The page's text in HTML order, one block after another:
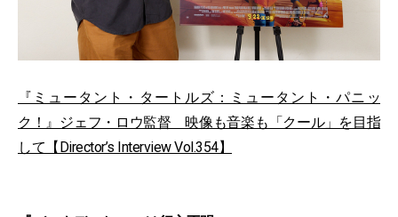
『ミュータント・タートルズ：ミュータント・パニッ
ク！』ジェフ・ロウ監督 映像も音楽も「クール」を目指
して【Director’s Interview Vol.354】